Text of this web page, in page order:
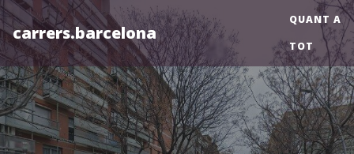
carrers.barcelona
QUANT A
TOT